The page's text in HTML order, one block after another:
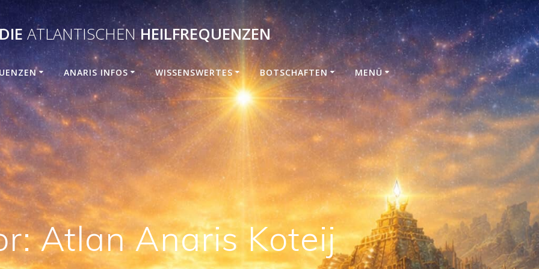
DIE ATLANTISCHENHEILFREQUENZEN
ANARIS INFOS WISSENSWERTES BOTSCHAFTEN MENÜ
Atlan Anaris Koteij